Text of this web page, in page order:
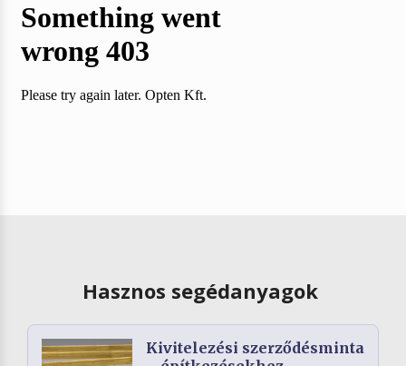
Hasznos segédanyagok
Kivitelezési szerződésminta